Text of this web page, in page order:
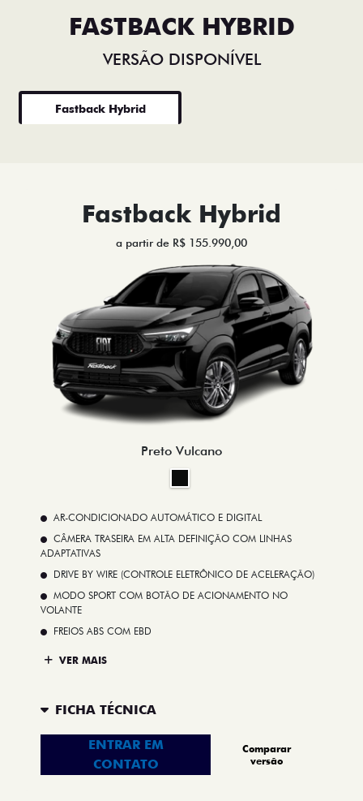
FASTBACK HYBRID
VERSÃO DISPONÍVEL
Fastback Hybrid
Fastback Hybrid
a partir de R$ 155.990,00
Preto Vulcano
AR-CONDICIONADO AUTOMÁTICO E DIGITAL
CÂMERA TRASEIRA EM ALTA DEFINIÇÃO COM LINHAS
ADAPTATIVAS
DRIVE BY WIRE (CONTROLE ELETRÔNICO DE ACELERAÇÃO)
MODO SPORT COM BOTÃO DE ACIONAMENTO NO
VOLANTE
FREIOS ABS COM EBD
VER MAIS
FICHA TÉCNICA
ENTRAR EM
CONTATO
Comparar
versão